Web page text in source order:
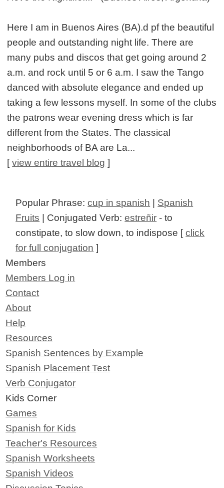
Here I am in Buenos Aires (BA).d pf the beautiful
people and outstanding night life. There are
many pubs and discos that get going around 2
a.m. and rock until 5 or 6 a.m. I saw the Tango
danced with absolute elegance and ended up
taking a few lessons myself. In some of the clubs
the patrons wear evening dress which is far
different from the States. The classical
neighborhoods of BA are La...
[view entire travel blog ]
Popular Phrase:cup in spanish | Spanish
Fruits | Conjugated Verb:estreñir - to
constipate, to slow down, to indispose [click
for full conjugation ]
Members
Members Log in
Contact
About
Help
Resources
Spanish Sentences by Example
Spanish Placement Test
Verb Conjugator
Kids Corner
Games
Spanish for Kids
Teacher's Resources
Spanish Worksheets
Spanish Videos